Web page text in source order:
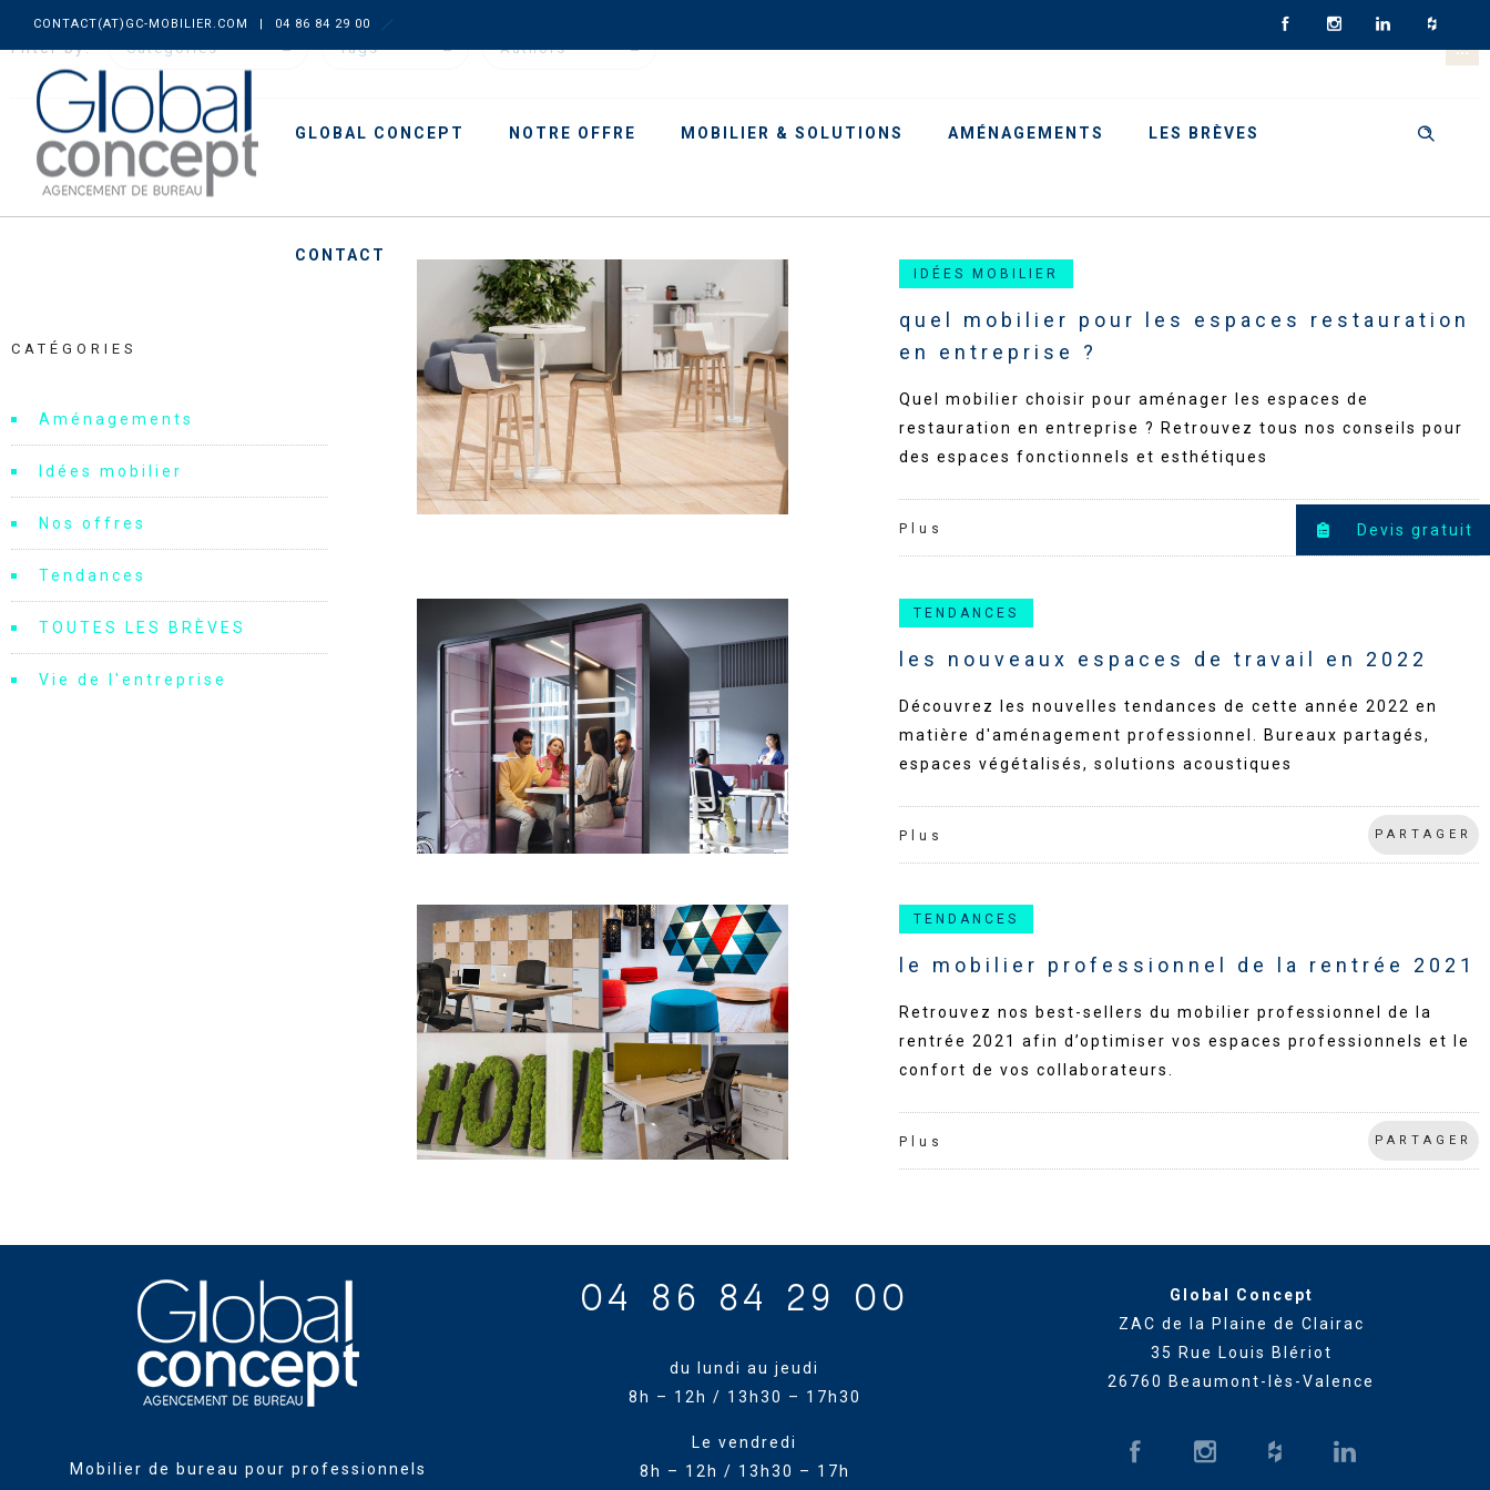
CONTACT(AT)GC-MOBILIER.COM | 04 86 84 29 00
GLOBAL CONCEPT NOTRE OFFRE MOBILIER & SOLUTIONS AMÉNAGEMENTS LES BRÈVES
CONTACT
Filter by: Categories Tags Authors
IDÉES MOBILIER
quel mobilier pour les espaces restauration
en entreprise ?
Quel mobilier choisir pour aménager les espaces de
restauration en entreprise ? Retrouvez tous nos conseils pour
des espaces fonctionnels et esthétiques
Plus PARTAGER
TENDANCES
les nouveaux espaces de travail en 2022
Découvrez les nouvelles tendances de cette année 2022 en
matière d'aménagement professionnel. Bureaux partagés,
espaces végétalisés, solutions acoustiques
Plus PARTAGER
TENDANCES
le mobilier professionnel de la rentrée 2021
Retrouvez nos best-sellers du mobilier professionnel de la
rentrée 2021 afin d’optimiser vos espaces professionnels et le
confort de vos collaborateurs.
Plus PARTAGER
CATÉGORIES
Aménagements
Idées mobilier
Nos offres
Tendances
TOUTES LES BRÈVES
Vie de l'entreprise
Mobilier de bureau pour professionnels
04 86 84 29 00
du lundi au jeudi
8h – 12h / 13h30 – 17h30
Le vendredi
8h – 12h / 13h30 – 17h
Global Concept
ZAC de la Plaine de Clairac
35 Rue Louis Blériot
26760 Beaumont-lès-Valence
Devis gratuit